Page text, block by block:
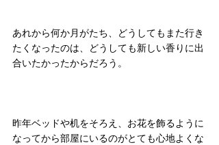
あれから何か月がたち、どうしてもまた行き
たくなったのは、どうしても新しい香りに出
合いたかったからだろう。
昨年ベッドや机をそろえ、お花を飾るように
なってから部屋にいるのがとても心地よくな